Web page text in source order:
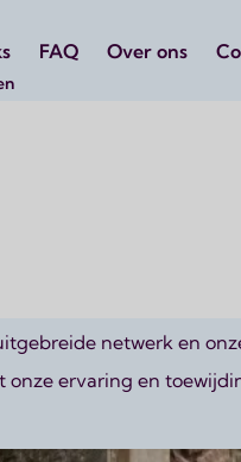
FAQ Over ons
we dat
scholen,
programma’s
netwerk en
onze ervaring en